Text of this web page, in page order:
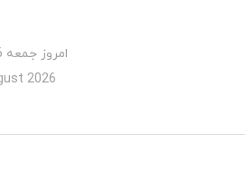
امروز جمعه 16 مرداد 1405
2026